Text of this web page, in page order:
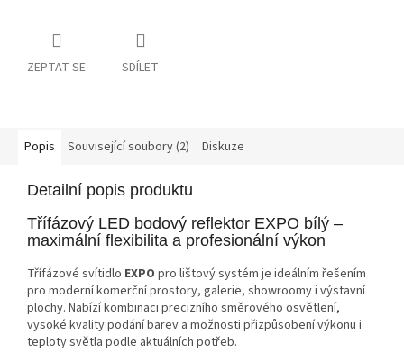
ZEPTAT SE SDÍLET
Popis Související soubory (2) Diskuze
Detailní popis produktu
Třífázový LED bodový reflektor EXPO bílý –
maximální flexibilita a profesionální výkon
Třífázové svítidlo EXPO pro lištový systém je ideálním řešením
pro moderní komerční prostory, galerie, showroomy i výstavní
plochy. Nabízí kombinaci precizního směrového osvětlení,
vysoké kvality podání barev a možnosti přizpůsobení výkonu i
teploty světla podle aktuálních potřeb.